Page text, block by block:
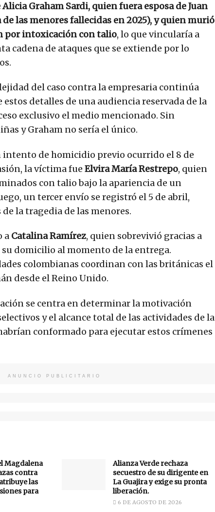
Graham Sardi, quien fuera esposa de Juan
las menores fallecidas en 2025), y quien murió
por intoxicación con talio, lo que vincularía a
cadena de ataques que se extiende por lo
del caso contra la empresaria continúa
estos detalles de una audiencia reservada de la
exclusivo el medio mencionado. Sin
y Graham no sería el único.
de homicidio previo ocurrido el 8 de
la víctima fue Elvira María Restrepo, quien
con talio bajo la apariencia de un
un tercer envío se registró el 5 de abril,
la tragedia de las menores.
a Catalina Ramírez, quien sobrevivió gracias a
su domicilio al momento de la entrega.
colombianas coordinan con las británicas el
desde el Reino Unido.
se centra en determinar la motivación
y el alcance total de las actividades de la
conformado para ejecutar estos crímenes
ANUNCIO PUBLICITARIO
Magdalena
contra
las
para
Alianza Verde rechaza
secuestro de su dirigente en
La Guajira y exige su pronta
liberación.
6 DE AGOSTO DE 2026